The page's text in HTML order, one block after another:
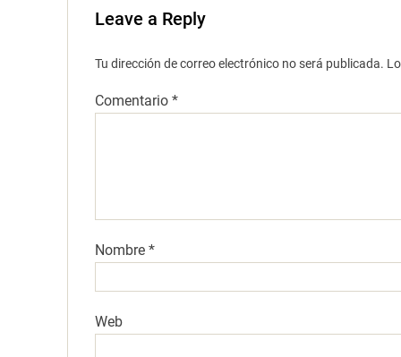
Leave a Reply
Tu dirección de correo electrónico no será publicada.
Comentario *
Nombre *
Web